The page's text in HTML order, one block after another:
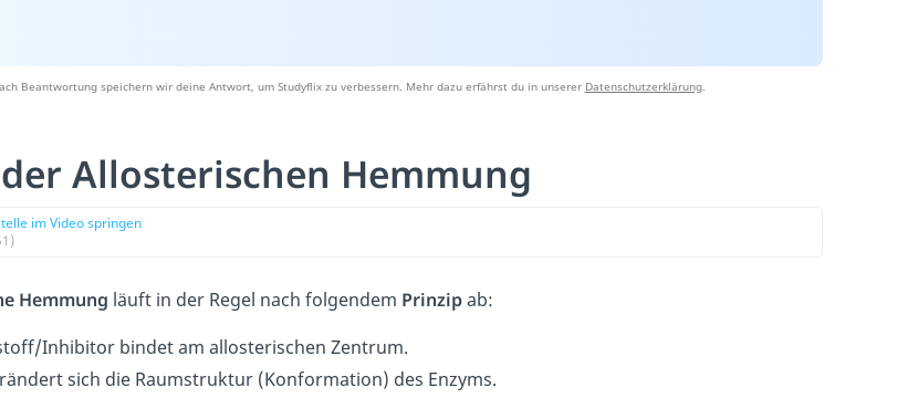
Beantwortung speichern wir deine Antwort, um Studyflix zu verbessern. Mehr dazu erfährst du in unserer Datenschutzerklärung.
Allosterischen Hemmung
im Video springen
Hemmung läuft in der Regel nach folgendem Prinzipab:
Inhibitor bindet am allosterischen Zentrum.
sich die Raumstruktur (Konformation) des Enzyms.